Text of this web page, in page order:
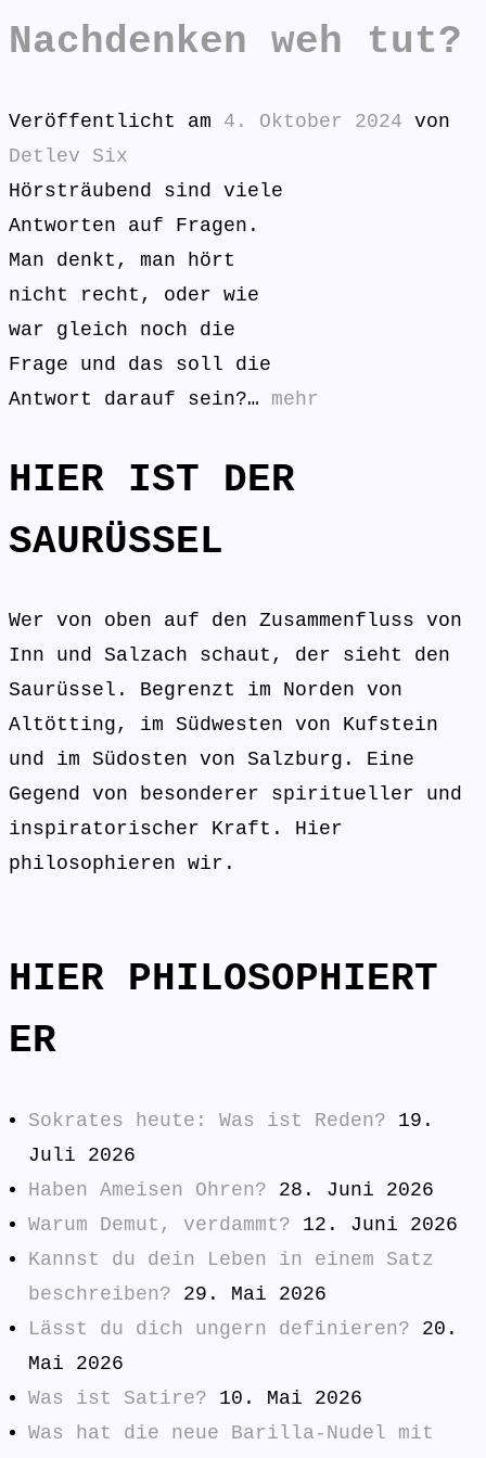
Nachdenken weh tut?
Veröffentlicht am 4. Oktober 2024 von
Detlev Six
Hörsträubend sind viele
Antworten auf Fragen.
Man denkt, man hört
nicht recht, oder wie
war gleich noch die
Frage und das soll die
Antwort darauf sein?… mehr
HIER IST DER
SAURÜSSEL
Wer von oben auf den Zusammenfluss von
Inn und Salzach schaut, der sieht den
Saurüssel. Begrenzt im Norden von
Altötting, im Südwesten von Kufstein
und im Südosten von Salzburg. Eine
Gegend von besonderer spiritueller und
inspiratorischer Kraft. Hier
philosophieren wir.
HIER PHILOSOPHIERT
ER
Sokrates heute: Was ist Reden?
19.
Juli 2026
Haben Ameisen Ohren?
28. Juni 2026
Warum Demut, verdammt?
12. Juni 2026
Kannst du dein Leben in einem Satz
beschreiben?
29. Mai 2026
Lässt du dich ungern definieren?
20.
Mai 2026
Was ist Satire?
10. Mai 2026
Was hat die neue Barilla-Nudel mit